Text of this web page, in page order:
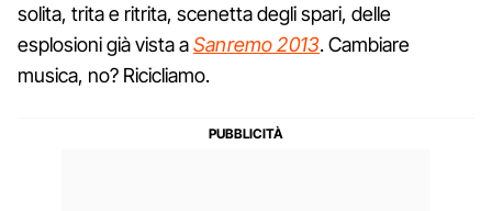
solita, trita e ritrita, scenetta degli spari, delle
esplosioni già vista aSanremo 2013. Cambiare
musica, no? Ricicliamo.